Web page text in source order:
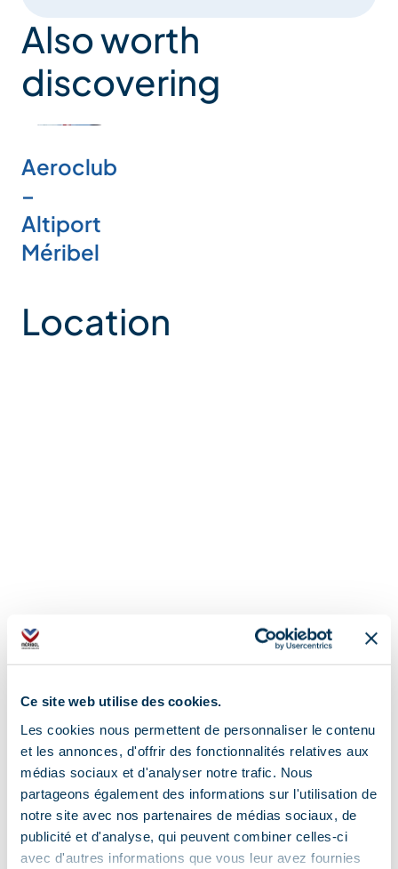
Ce site web utilise des cookies.
Les cookies nous permettent de personnaliser le contenu
et les annonces, d'offrir des fonctionnalités relatives aux
médias sociaux et d'analyser notre trafic. Nous
partageons également des informations sur l'utilisation de
notre site avec nos partenaires de médias sociaux, de
publicité et d'analyse, qui peuvent combiner celles-ci
avec d'autres informations que vous leur avez fournies
Also worth
discovering
Aeroclub
–
Altiport
Méribel
Location
Address